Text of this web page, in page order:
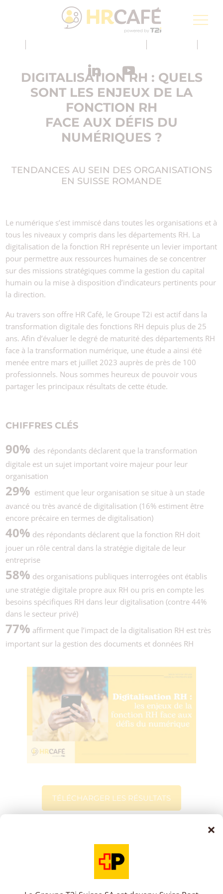
×
Groupe T2i, un spécialiste pour la transformation
numérique de la Poste Suisse
DIGITALISATION RH : QUELS
SONT LES ENJEUX DE LA
FONCTION RH
FACE AUX DÉFIS DU
NUMÉRIQUES ?
TENDANCES AU SEIN DES ORGANISATIONS
EN SUISSE ROMANDE
Le numérique s’est immiscé dans toutes les organisations et à
tous les niveaux y compris dans les départements RH. La
digitalisation de la fonction RH représente un levier important
pour permettre aux ressources humaines de se concentrer
sur des missions stratégiques comme la gestion du capital
humain ou la mise à disposition d’indicateurs pertinents pour
la direction.
Au travers son offre HR Café, le Groupe T2i est actif dans la
transformation digitale des fonctions RH depuis plus de 25
ans. Afin d’évaluer le degré de maturité des départements RH
face à la transformation numérique, une étude a ainsi été
menée entre mars et juillet 2023 auprès de près de 100
professionnels. Nous sommes heureux de pouvoir vous
partager les principaux résultats de cette étude.
CHIFFRES CLÉS
90% des répondants déclarent que la transformation
digitale est un sujet important voire majeur pour leur
organisation
29% estiment que leur organisation se situe à un stade
avancé ou très avancé de digitalisation (16% estiment être
encore précaire en termes de digitalisation)
40% des répondants déclarent que la fonction RH doit
jouer un rôle central dans la stratégie digitale de leur
entreprise
58% des organisations publiques interrogées ont établis
une stratégie digitale propre aux RH ou pris en compte les
besoins spécifiques RH dans leur digitalisation (contre 44%
dans le secteur privé)
77% affirment que l’impact de la digitalisation RH est très
important sur la gestion des documents et données RH
TÉLÉCHARGER LES RÉSULTATS